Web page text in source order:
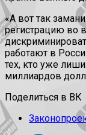
«А вот так
регистрацию во
работают в
тех, кто уже
миллиардов
Поделиться в ВК